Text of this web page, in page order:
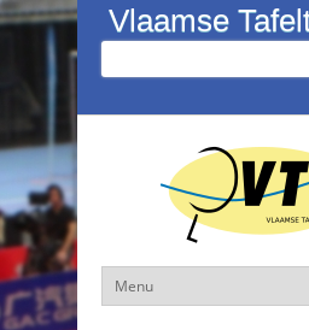
Overslaan en naar de inhoud gaan
Vlaamse
Zoekveld